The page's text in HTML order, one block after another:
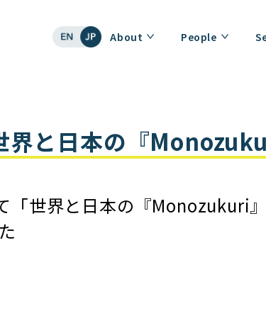
About People
界と日本の『
「世界と日本の『Monozukuri